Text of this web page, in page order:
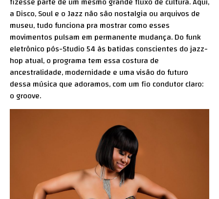
a Disco, Soul e o Jazz não são nostalgia ou arquivos de
museu, tudo funciona pra mostrar como esses
movimentos pulsam em permanente mudança. Do funk
eletrônico pós-Studio 54 às batidas conscientes do jazz-
hop atual, o programa tem essa costura de
ancestralidade, modernidade e uma visão do futuro
dessa música que adoramos, com um fio condutor claro:
o groove.